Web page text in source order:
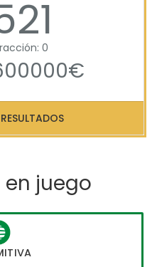
0
en juego